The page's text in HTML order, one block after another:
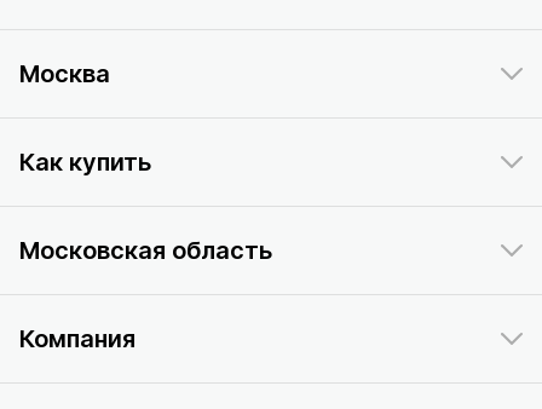
Москва
Как купить
Московская область
Компания